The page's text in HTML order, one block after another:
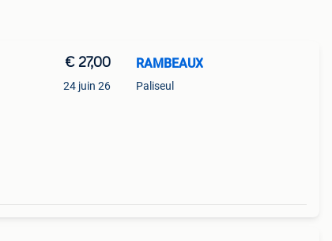
€ 27,00
24 juin 26
RAMBEAUX
Paliseul